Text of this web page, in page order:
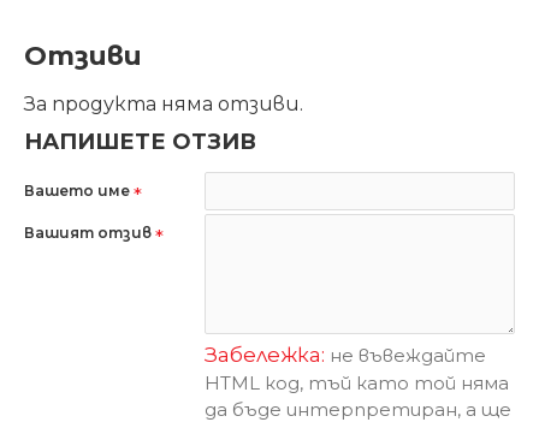
Отзиви
За продукта няма отзиви.
НАПИШЕТЕ ОТЗИВ
Вашето име
Вашият отзив
Забележка: не въвеждайте
HTML код, тъй като той няма
да бъде интерпретиран, а ще